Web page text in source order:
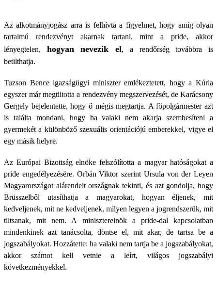
Az alkotmányjogász arra is felhívta a figyelmet, hogy amíg olyan
tartalmú rendezvényt akarnak tartani, mint a pride, akkor
lényegtelen, hogyan nevezik el, a rendőrség továbbra is
betilthatja.
Tuzson Bence igazságügyi miniszter emlékeztetett, hogy a Kúria
egyszer már megtiltotta a rendezvény megszervezését, de Karácsony
Gergely bejelentette, hogy ő mégis megtartja. A főpolgármester azt
is találta mondani, hogy ha valaki nem akarja szembesíteni a
gyermekét a különböző szexuális orientációjú emberekkel, vigye el
egy másik helyre.
Az Európai Bizottság elnöke felszólította a magyar hatóságokat a
pride engedélyezésére. Orbán Viktor szerint Ursula von der Leyen
Magyarországot alárendelt országnak tekinti, és azt gondolja, hogy
Brüsszelből utasíthatja a magyarokat, hogyan éljenek, mit
kedveljenek, mit ne kedveljenek, milyen legyen a jogrendszerük, mit
tiltsanak, mit nem. A miniszterelnök a pride-dal kapcsolatban
mindenkinek azt tanácsolta, döntse el, mit akar, de tartsa be a
jogszabályokat. Hozzátette: ha valaki nem tartja be a jogszabályokat,
akkor számot kell vetnie a leírt, világos jogszabályi
következményekkel.